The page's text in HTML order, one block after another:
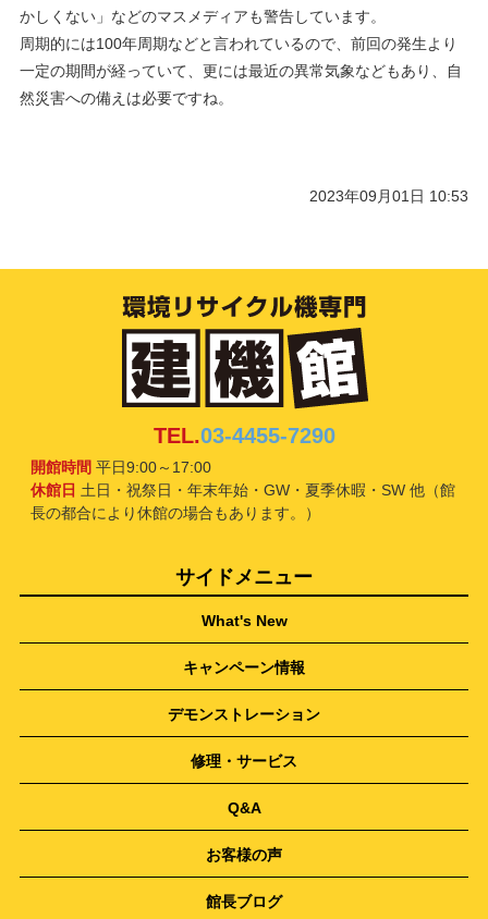
かしくない」などのマスメディアも警告しています。
周期的には100年周期などと言われているので、前回の発生より
一定の期間が経っていて、更には最近の異常気象などもあり、自
然災害への備えは必要ですね。
2023年09月01日 10:53
TEL.03-4455-7290
開館時間 平日9:00～17:00
休館日 土日・祝祭日・年末年始・GW・夏季休暇・SW 他（館
長の都合により休館の場合もあります。）
サイドメニュー
What's New
キャンペーン情報
デモンストレーション
修理・サービス
Q&A
お客様の声
館長ブログ